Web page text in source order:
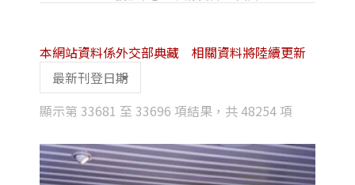
顯示第 33681 至 33696 項結果，共 48254 項
latest
本網站資料係外交部典藏 相關資料將陸續更新